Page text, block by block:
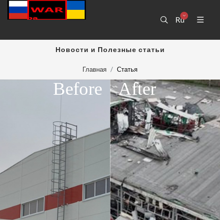
Ru
Новости и Полезные статьи
Главная Статья
After
Before